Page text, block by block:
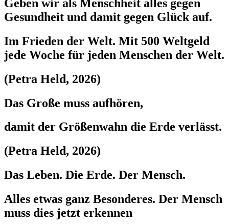
Geben wir als Menschheit alles gegen
Gesundheit und damit gegen Glück auf.
Im Frieden der Welt. Mit 500 Weltgeld
jede Woche für jeden Menschen der Welt.
(Petra Held, 2026)
Das Große muss aufhören,
damit der Größenwahn die Erde verlässt.
(Petra Held, 2026)
Das Leben. Die Erde. Der Mensch.
Alles etwas ganz Besonderes. Der Mensch
muss dies jetzt erkennen